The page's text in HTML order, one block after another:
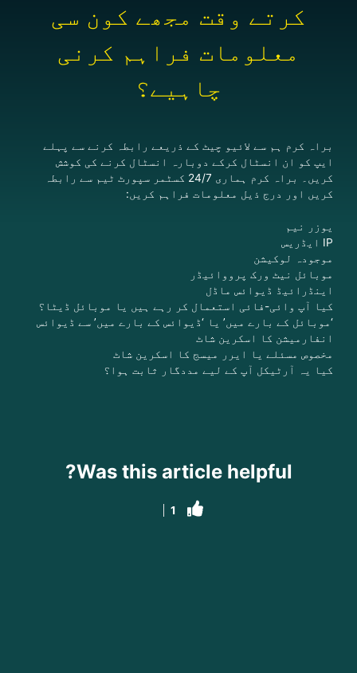
کرتے وقت مجھے کون سی
معلومات فراہم کرنی
چاہیے؟
براہ کرم ہم سے لائیو چیٹ کے ذریعے رابطہ کرنے سے پہلے
ایپ کو ان انسٹال کرکے دوبارہ انسٹال کرنے کی کوشش
کریں۔ براہ کرم ہماری 24/7 کسٹمر سپورٹ ٹیم سے رابطہ
کریں اور درج ذیل معلومات فراہم کریں:
یوزر نیم
IP ایڈریس
موجودہ لوکیشن
موبائل نیٹ ورک پرووائیڈر
اینڈرائیڈ ڈیوائس ماڈل
کیا آپ وائی-فائی استعمال کر رہے ہیں یا موبائل ڈیٹا؟
‘موبائل کے بارے میں’ یا ‘ڈیوائس کے بارے میں’ سے ڈیوائس
انفارمیشن کا اسکرین شاٹ
مخصوص مسئلے یا ایرر میسج کا اسکرین شاٹ
کیا یہ آرٹیکل آپ کے لیے مددگار ثابت ہوا؟
Was this article helpful?
1